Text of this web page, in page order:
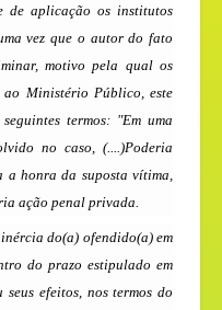
de aplicação os institutos
vez que o autor do fato
motivo pela qual os
ao Ministério Público, este
termos: "Em uma
no caso, (....)Poderia
honra da suposta vítima,
ação penal privada.
do(a) ofendido(a) em
do prazo estipulado em
efeitos, nos termos do